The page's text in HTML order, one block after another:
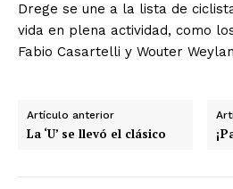
Drege se une a la lista de
vida en plena actividad, como
Fabio Casartelli y Wouter
Artículo anterior
La ‘U’ se llevó el clásico